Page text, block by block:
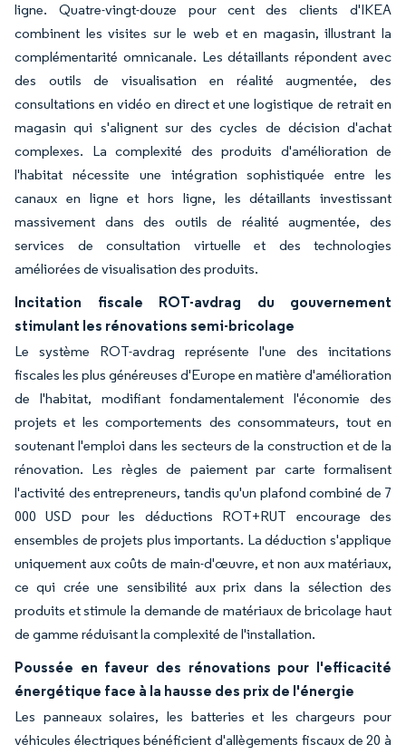
ligne. Quatre-vingt-douze pour cent des clients d'IKEA
combinent les visites sur le web et en magasin, illustrant la
complémentarité omnicanale. Les détaillants répondent avec
des outils de visualisation en réalité augmentée, des
consultations en vidéo en direct et une logistique de retrait en
magasin qui s'alignent sur des cycles de décision d'achat
complexes. La complexité des produits d'amélioration de
l'habitat nécessite une intégration sophistiquée entre les
canaux en ligne et hors ligne, les détaillants investissant
massivement dans des outils de réalité augmentée, des
services de consultation virtuelle et des technologies
améliorées de visualisation des produits.
Incitation fiscale ROT-avdrag du gouvernement
stimulant les rénovations semi-bricolage
Le système ROT-avdrag représente l'une des incitations
fiscales les plus généreuses d'Europe en matière d'amélioration
de l'habitat, modifiant fondamentalement l'économie des
projets et les comportements des consommateurs, tout en
soutenant l'emploi dans les secteurs de la construction et de la
rénovation. Les règles de paiement par carte formalisent
l'activité des entrepreneurs, tandis qu'un plafond combiné de 7
000 USD pour les déductions ROT+RUT encourage des
ensembles de projets plus importants. La déduction s'applique
uniquement aux coûts de main-d'œuvre, et non aux matériaux,
ce qui crée une sensibilité aux prix dans la sélection des
produits et stimule la demande de matériaux de bricolage haut
de gamme réduisant la complexité de l'installation.
Poussée en faveur des rénovations pour l'efficacité
énergétique face à la hausse des prix de l'énergie
Les panneaux solaires, les batteries et les chargeurs pour
véhicules électriques bénéficient d'allègements fiscaux de 20 à